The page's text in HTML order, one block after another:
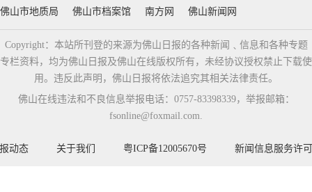
佛山市地质局
佛山市档案馆 南方网 佛山新闻网
Copyright：本站所刊登的来源为佛山日报的各种新闻﹑信息和各种专题
专栏资料，均为佛山日报及佛山在线版权所有，未经协议授权禁止下载使
用。违反此声明，佛山日报将依法追究其相关法律责任。
佛山在线违法和不良信息举报电话：0757-83398339，举报邮箱：
fsonline@foxmail.com.
动态 关于我们 粤ICP备12005670号 新闻信息服务许